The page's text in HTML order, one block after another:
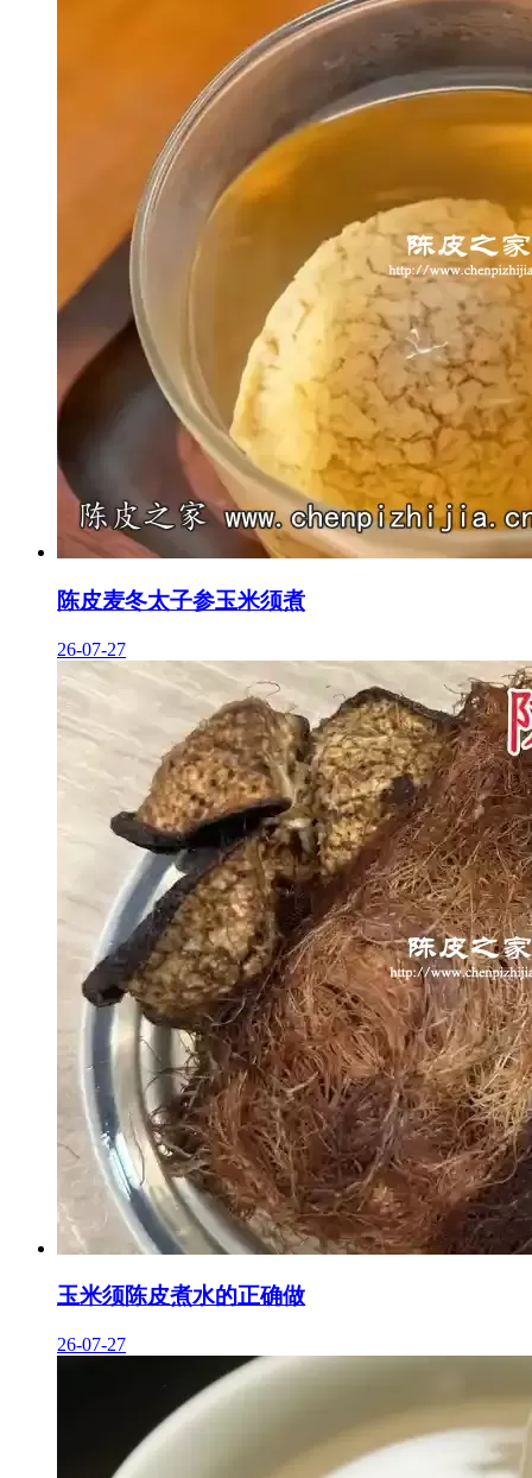
陈皮麦冬太子参玉米须煮
26-07-27
玉米须陈皮煮水的正确做
26-07-27